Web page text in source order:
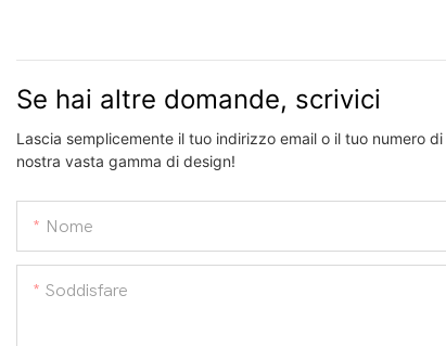
Se hai altre domande, scrivici
Lascia semplicemente il tuo indirizzo email o il tuo numero
nostra vasta gamma di design!
Nome
Soddisfare